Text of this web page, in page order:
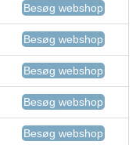
Besøg webshop
Besøg webshop
Besøg webshop
Besøg webshop
Besøg webshop